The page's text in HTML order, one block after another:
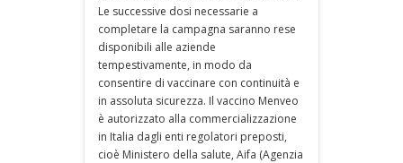
Le successive dosi necessarie a
completare la campagna saranno rese
disponibili alle aziende
tempestivamente, in modo da
consentire di vaccinare con continuità e
in assoluta sicurezza. Il vaccino Menveo
è autorizzato alla commercializzazione
in Italia dagli enti regolatori preposti,
cioè Ministero della salute, Aifa (Agenzia